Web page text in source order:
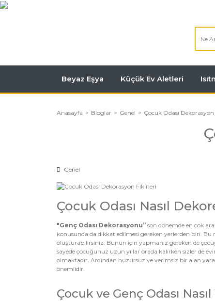
Beyaz Eşya Küçük Ev Aletleri
Anasayfa Bloglar Genel Çocuk Odası
Genel
Çocuk Odası Nasıl
"Genç Odası Dekorasyonu” son dönemde en çok
konusunda da dikkat edilmesi gereken yerlerden biri. Bu
oluşturabilirsiniz. Bunun için yapmanız gereken de
sayede çocuğunuz uzun yıllar orada kalırken sizler de
olmaktadır. Ardından huzursuz ve verimsiz bir alan
önemlidir.
Çocuk ve Genç Odası